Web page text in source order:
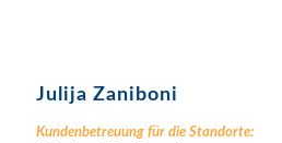
Julija Zaniboni
Kundenbetreuung für die Standorte: